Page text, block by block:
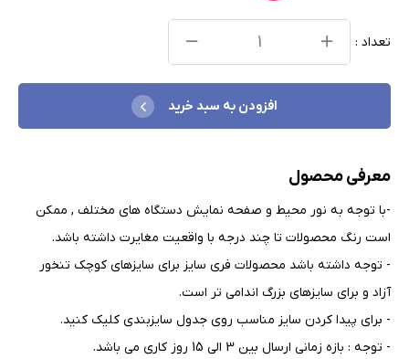
تعداد :
افزودن به سبد خرید
معرفی محصول
-با توجه به نور محیط و صفحه نمایش دستگاه های مختلف , ممکن
است رنگ محصولات تا چند درجه با واقعیت مغایرت داشته باشد.
- توجه داشته باشد محصولات فری سایز برای سایزهای کوچک تنخور
آزاد و برای سایزهای بزرگ اندامی تر است.
- برای پیدا کردن سایز مناسب روی جدول سایزبندی کلیک کنید.
- توجه : بازه زمانی ارسال بین 3 الی 15 روز کاری می باشد.